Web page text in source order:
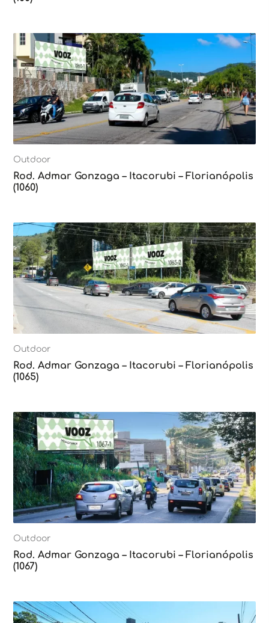
Outdoor
Rod. Admar Gonzaga – Itacorubi – Florianópolis
(1060)
Outdoor
Rod. Admar Gonzaga – Itacorubi – Florianópolis
(1065)
Outdoor
Rod. Admar Gonzaga – Itacorubi – Florianópolis
(1067)